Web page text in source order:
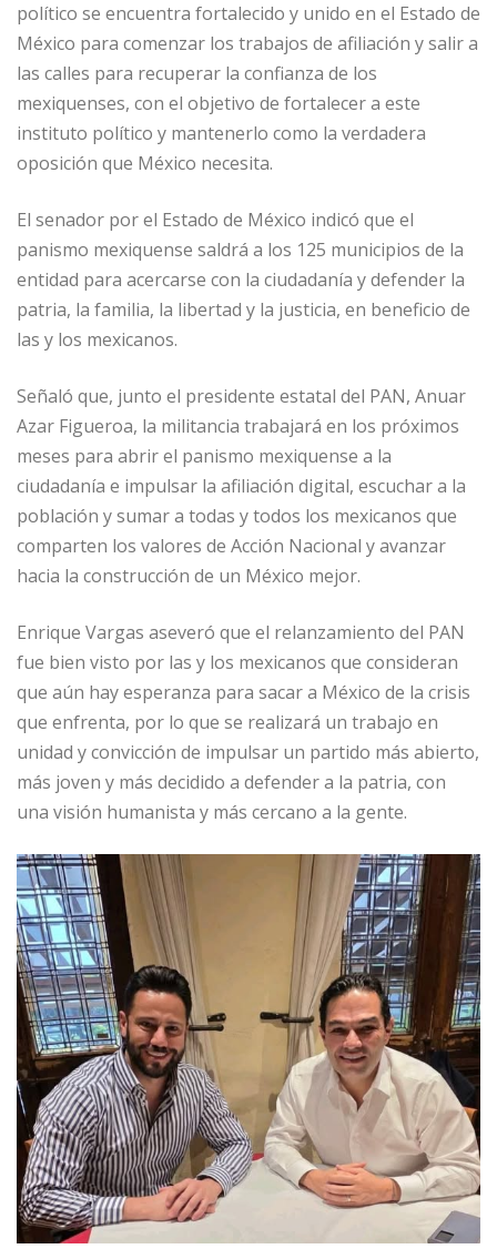
político se encuentra fortalecido y unido en el Estado de
México para comenzar los trabajos de afiliación y salir a
las calles para recuperar la confianza de los
mexiquenses, con el objetivo de fortalecer a este
instituto político y mantenerlo como la verdadera
oposición que México necesita.
El senador por el Estado de México indicó que el
panismo mexiquense saldrá a los 125 municipios de la
entidad para acercarse con la ciudadanía y defender la
patria, la familia, la libertad y la justicia, en beneficio de
las y los mexicanos.
Señaló que, junto el presidente estatal del PAN, Anuar
Azar Figueroa, la militancia trabajará en los próximos
meses para abrir el panismo mexiquense a la
ciudadanía e impulsar la afiliación digital, escuchar a la
población y sumar a todas y todos los mexicanos que
comparten los valores de Acción Nacional y avanzar
hacia la construcción de un México mejor.
Enrique Vargas aseveró que el relanzamiento del PAN
fue bien visto por las y los mexicanos que consideran
que aún hay esperanza para sacar a México de la crisis
que enfrenta, por lo que se realizará un trabajo en
unidad y convicción de impulsar un partido más abierto,
más joven y más decidido a defender a la patria, con
una visión humanista y más cercano a la gente.